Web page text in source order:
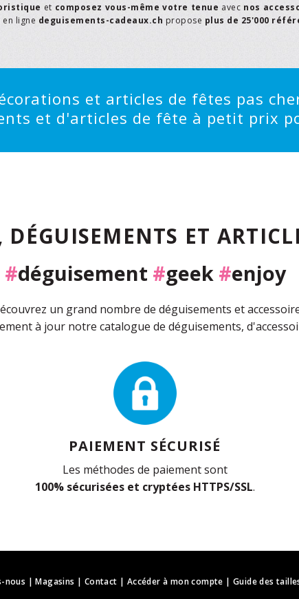
et composez vous-même votre tenue avec nos
ligne deguisements-cadeaux.ch propose plus de 25'000
et articles de fêtes pas
et d'articles de fête à petit prix
DÉGUISEMENTS ET
#déguisement #geek #enjoy
un grand nombre de déguisements et
à jour notre catalogue de déguisements,
PAIEMENT SÉCURISÉ
Les méthodes de paiement sont
100% sécurisées et cryptées HTTPS/SSL.
nous |Magasins | Contact | Accéder à mon compte |Guide des